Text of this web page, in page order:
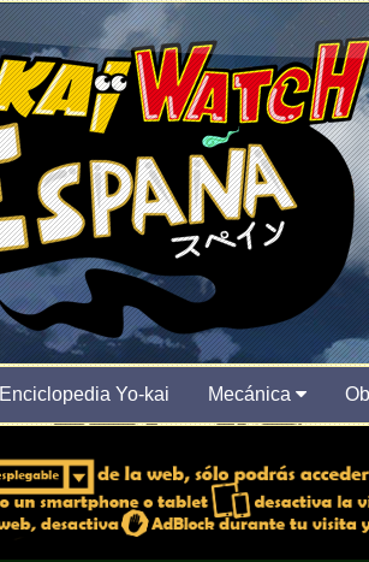
Enciclopedia Yo-kai Mecánica